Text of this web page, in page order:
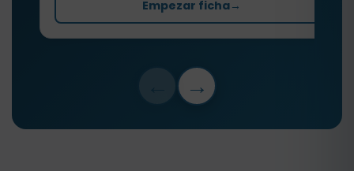
Empezar ficha→
→